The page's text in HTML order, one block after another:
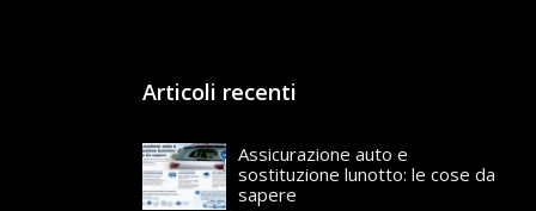
Articoli recenti
Assicurazione auto e
sostituzione lunotto: le cose da
sapere